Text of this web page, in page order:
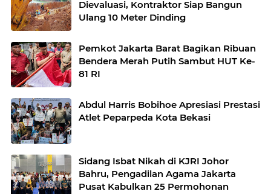
Dievaluasi, Kontraktor Siap Bangun
Ulang 10 Meter Dinding
Pemkot Jakarta Barat Bagikan Ribuan
Bendera Merah Putih Sambut HUT Ke-
81 RI
Abdul Harris Bobihoe Apresiasi Prestasi
Atlet Peparpeda Kota Bekasi
Sidang Isbat Nikah di KJRI Johor
Bahru, Pengadilan Agama Jakarta
Pusat Kabulkan 25 Permohonan